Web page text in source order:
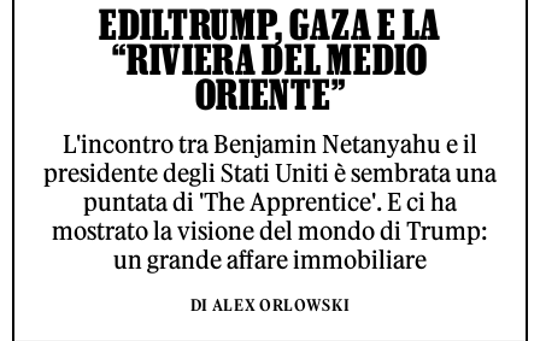
EDILTRUMP, GAZA E LA
“RIVIERA DEL MEDIO
ORIENTE”
L'incontro tra Benjamin Netanyahu e il
presidente degli Stati Uniti è sembrata una
puntata di 'The Apprentice'. E ci ha
mostrato la visione del mondo di Trump:
un grande affare immobiliare
DI ALEX ORLOWSKI